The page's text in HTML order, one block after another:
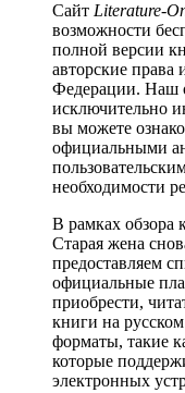
Сайт Literature-
возможности
полной версии
авторские права
Федерации. Наш
исключительно
вы можете
официальными
необходимости
В рамках обзора
Старая жена
предоставляем
официальные
приобрести,
книги на
форматы, такие
которые
электронных